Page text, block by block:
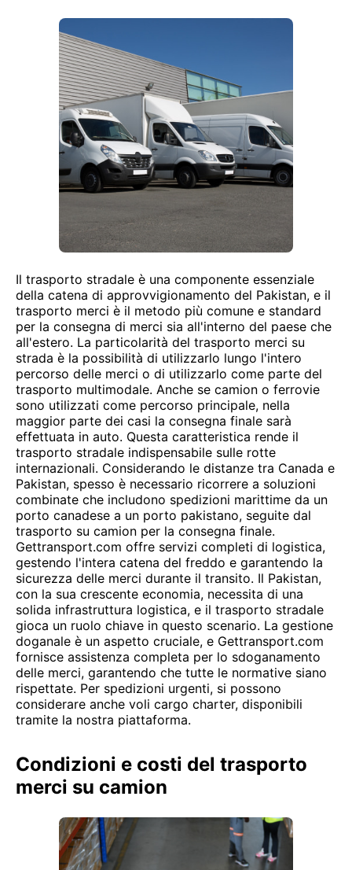
Il trasporto stradale è una componente essenziale
della catena di approvvigionamento del Pakistan, e il
trasporto merci è il metodo più comune e standard
per la consegna di merci sia all'interno del paese che
all'estero. La particolarità del trasporto merci su
strada è la possibilità di utilizzarlo lungo l'intero
percorso delle merci o di utilizzarlo come parte del
trasporto multimodale. Anche se camion o ferrovie
sono utilizzati come percorso principale, nella
maggior parte dei casi la consegna finale sarà
effettuata in auto. Questa caratteristica rende il
trasporto stradale indispensabile sulle rotte
internazionali. Considerando le distanze tra Canada e
Pakistan, spesso è necessario ricorrere a soluzioni
combinate che includono spedizioni marittime da un
porto canadese a un porto pakistano, seguite dal
trasporto su camion per la consegna finale.
Gettransport.com offre servizi completi di logistica,
gestendo l'intera catena del freddo e garantendo la
sicurezza delle merci durante il transito. Il Pakistan,
con la sua crescente economia, necessita di una
solida infrastruttura logistica, e il trasporto stradale
gioca un ruolo chiave in questo scenario. La gestione
doganale è un aspetto cruciale, e Gettransport.com
fornisce assistenza completa per lo sdoganamento
delle merci, garantendo che tutte le normative siano
rispettate. Per spedizioni urgenti, si possono
considerare anche voli cargo charter, disponibili
tramite la nostra piattaforma.
Condizioni e costi del trasporto
merci su camion